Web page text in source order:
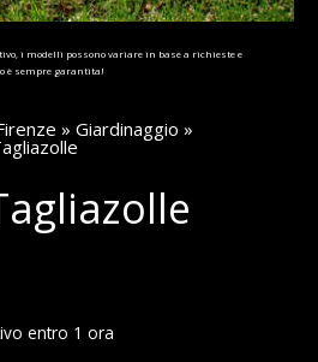
» Giardinaggio »
entro 1 ora
i modelli possono variare in base a richieste e
è sempre garantita!